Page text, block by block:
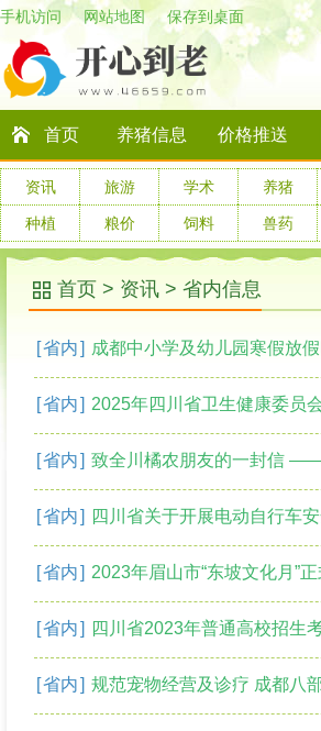
手机访问 网站地图 保存到桌面
首页 养猪信息 价格推送
资讯 旅游 学术 养猪
种植 粮价 饲料 兽药
首页 > 资讯 > 省内信息
[省内] 成都中小学及幼儿园寒假放
[省内] 2025年四川省卫生健康委员
[省内] 致全川橘农朋友的一封信 ——科
[省内] 四川省关于开展电动自行车
[省内] 2023年眉山市“东坡文化月”
[省内] 四川省2023年普通高校招生
[省内] 规范宠物经营及诊疗 成都八